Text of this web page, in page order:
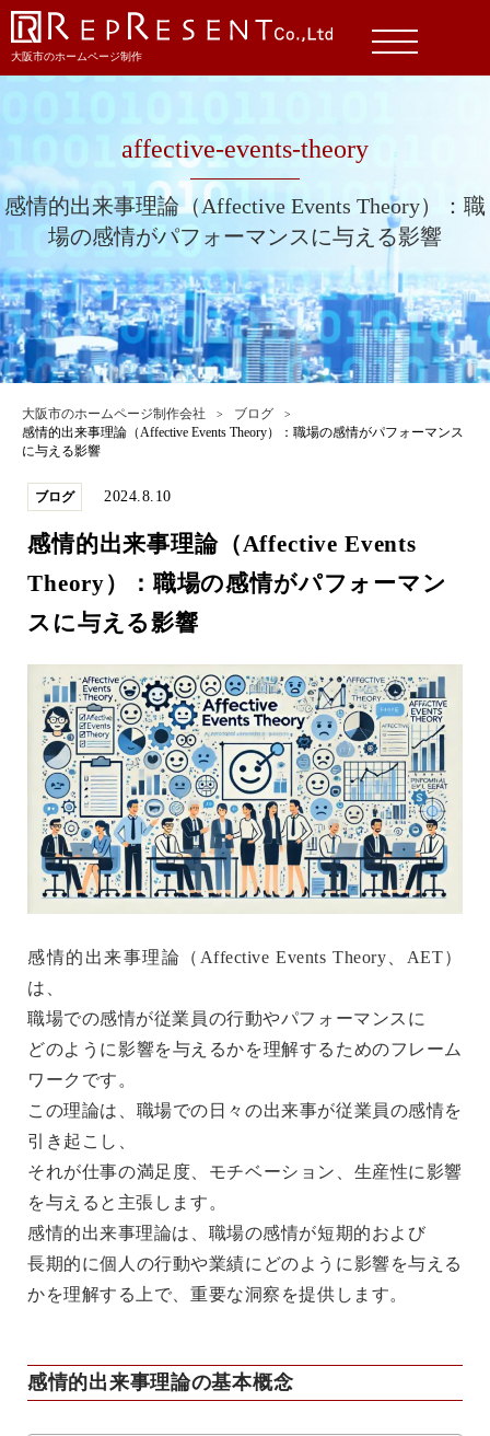
大阪市のホームページ制作
affective-events-theory
感情的出来事理論（Affective Events Theory）：職
場の感情がパフォーマンスに与える影響
大阪市のホームページ制作会社
ブログ
感情的出来事理論（Affective Events Theory）：職場の感情がパフォーマンス
に与える影響
ブログ 2024.8.10
感情的出来事理論（Affective Events
Theory）：職場の感情がパフォーマン
スに与える影響
感情的出来事理論（Affective Events Theory、AET）
は、
職場での感情が従業員の行動やパフォーマンスに
どのように影響を与えるかを理解するためのフレーム
ワークです。
この理論は、職場での日々の出来事が従業員の感情を
引き起こし、
それが仕事の満足度、モチベーション、生産性に影響
を与えると主張します。
感情的出来事理論は、職場の感情が短期的および
長期的に個人の行動や業績にどのように影響を与える
かを理解する上で、重要な洞察を提供します。
感情的出来事理論の基本概念